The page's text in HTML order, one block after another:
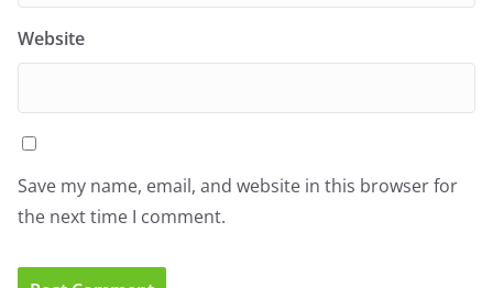
Website
Save my name, email, and website in this browser for
the next time I comment.